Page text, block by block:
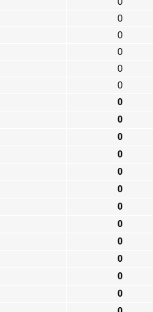
0
0
0
0
0
0
0
0
0
0
0
0
0
0
0
0
0